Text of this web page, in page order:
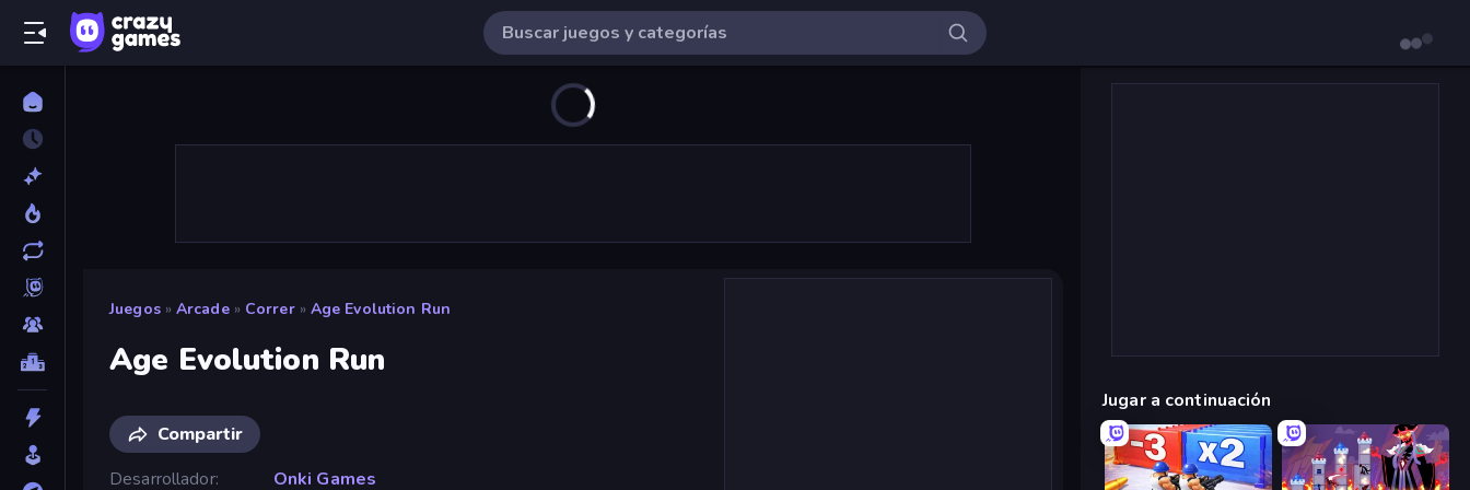
Juegos » Arcade » Correr » Age Evolution Run
Age Evolution Run
Compartir
Desarrollador
Onki Games
Jugar a continuación